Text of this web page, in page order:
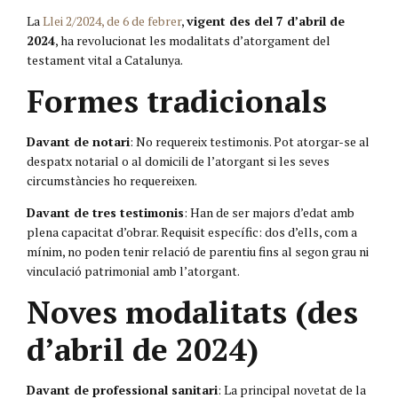
La Llei 2/2024, de 6 de febrer,vigent des del 7 d’abril de
2024, ha revolucionat les modalitats d’atorgament del
testament vital a Catalunya.
Formes tradicionals
Davant de notari: No requereix testimonis. Pot atorgar-se al
despatx notarial o al domicili de l’atorgant si les seves
circumstàncies ho requereixen.
Davant de tres testimonis: Han de ser majors d’edat amb
plena capacitat d’obrar. Requisit específic: dos d’ells, com a
mínim, no poden tenir relació de parentiu fins al segon grau ni
vinculació patrimonial amb l’atorgant.
Noves modalitats (des
d’abril de 2024)
Davant de professional sanitari: La principal novetat de la